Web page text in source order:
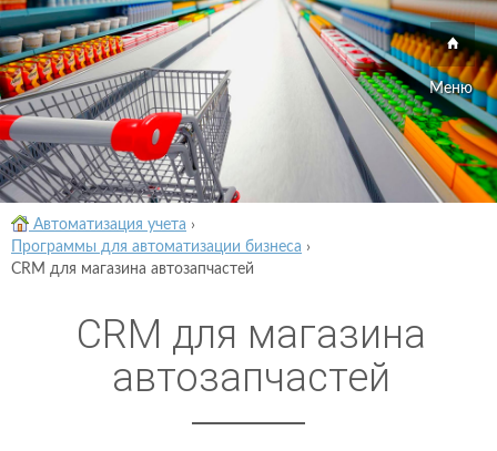
Меню
Автоматизация учета ›
Программы для автоматизации бизнеса ›
CRM для магазина автозапчастей
CRM для магазина
автозапчастей